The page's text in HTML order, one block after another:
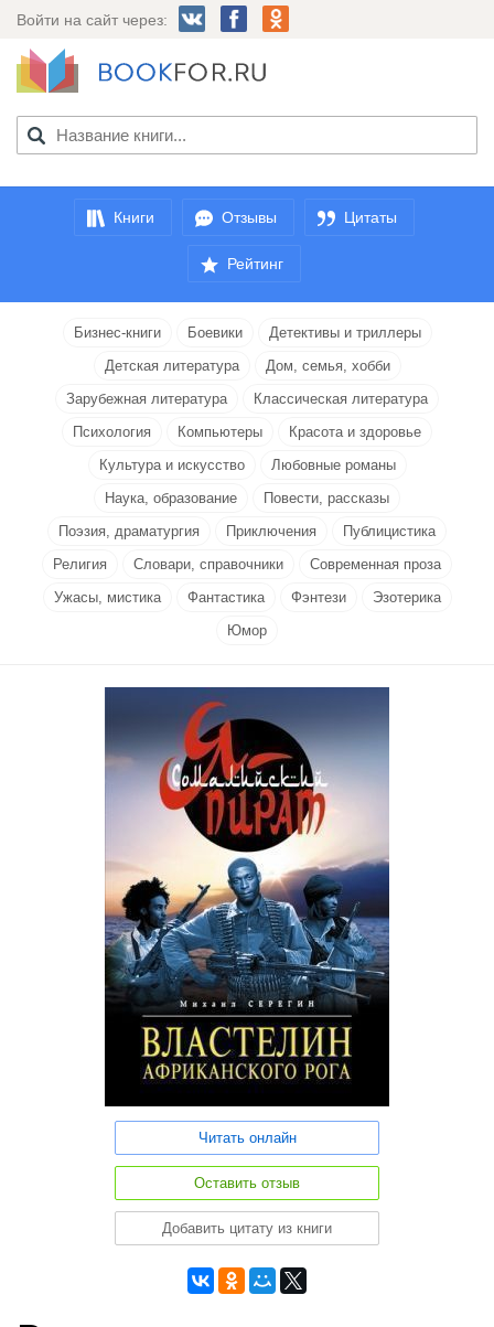
Войти на сайт через:
Книги Отзывы Цитаты
Рейтинг
Бизнес-книги Боевики
Детективы и триллеры
Детская литература
Дом, семья, хобби
Зарубежная литература
Классическая литература
Психология
Компьютеры
Красота и здоровье
Культура и искусство
Любовные романы
Наука, образование
Повести, рассказы
Поэзия, драматургия
Приключения
Публицистика
Религия
Словари, справочники
Современная проза
Ужасы, мистика
Фантастика Фэнтези
Эзотерика
Юмор
Читать онлайн
Оставить отзыв
Добавить цитату из книги